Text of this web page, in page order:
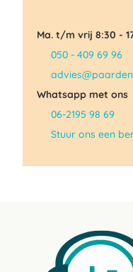
Ma. t/m vrij 8:30 -
050 - 409 69 96
Whatsapp met ons
06-2195 98 69
Stuur ons een